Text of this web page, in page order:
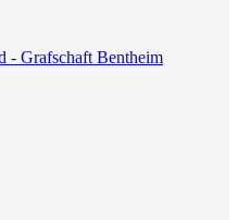
- Grafschaft Bentheim